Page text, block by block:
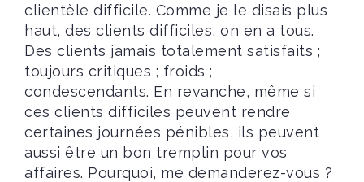
clientèle difficile. Comme je le disais plus
haut, des clients difficiles, on en a tous.
Des clients jamais totalement satisfaits ;
toujours critiques ; froids ;
condescendants. En revanche, même si
ces clients difficiles peuvent rendre
certaines journées pénibles, ils peuvent
aussi être un bon tremplin pour vos
affaires. Pourquoi, me demanderez-vous ?